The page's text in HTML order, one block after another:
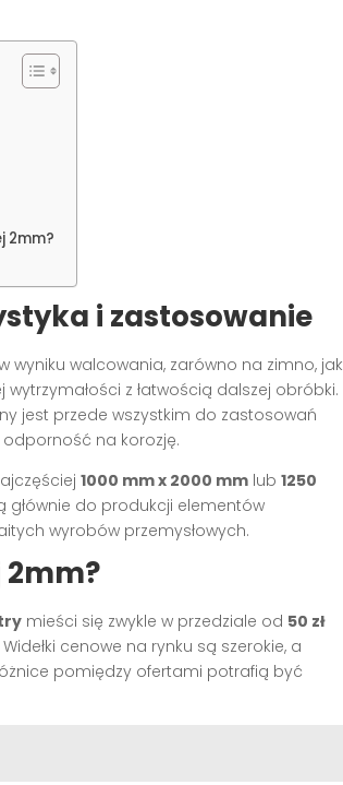
2mm?
i zastosowanie
wyniku walcowania, zarówno na zimno, jak
z łatwością dalszej obróbki.
jest przede wszystkim do zastosowań
na korozję.
1000 mm x 2000 mm lub 1250
głównie do produkcji elementów
wyrobów przemysłowych.
mieści się zwykle w przedziale od 50 zł
cenowe na rynku są szerokie, a
pomiędzy ofertami potrafią być